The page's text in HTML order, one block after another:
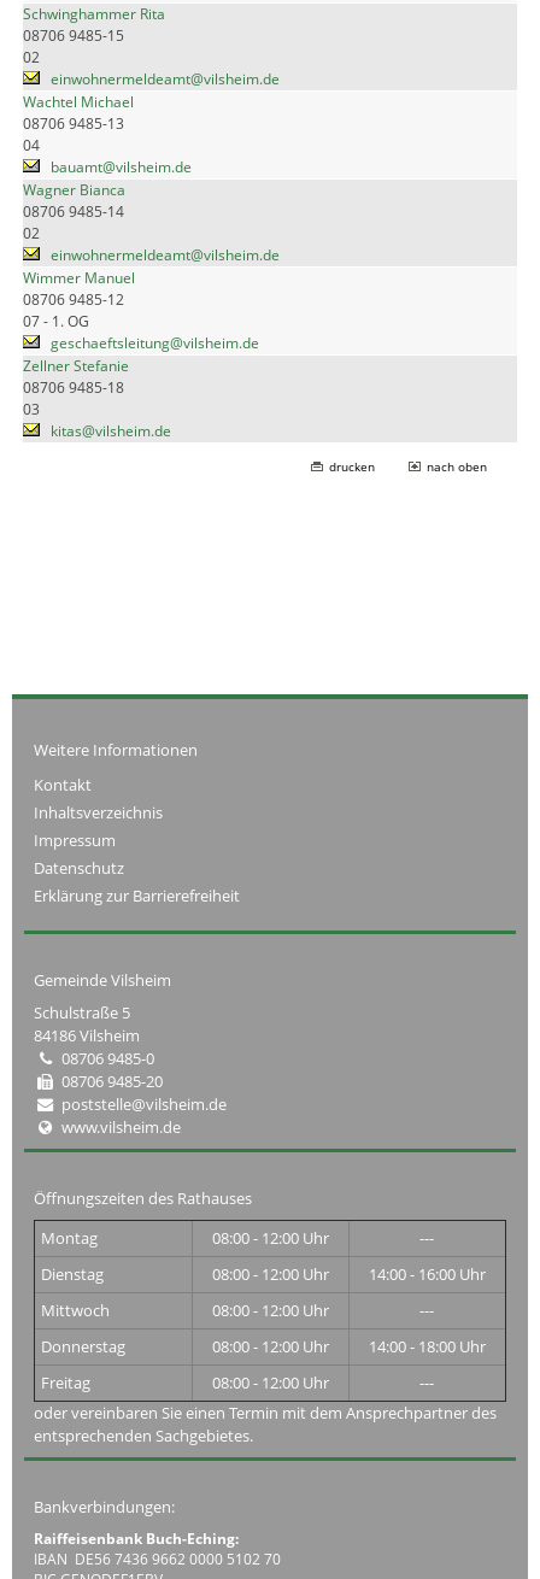
Schwinghammer Rita
08706 9485-15
02
einwohnermeldeamt@vilsheim.de
Wachtel Michael
08706 9485-13
04
bauamt@vilsheim.de
Wagner Bianca
08706 9485-14
02
einwohnermeldeamt@vilsheim.de
Wimmer Manuel
08706 9485-12
07 - 1. OG
geschaeftsleitung@vilsheim.de
Zellner Stefanie
08706 9485-18
03
kitas@vilsheim.de
drucken nach oben
Weitere Informationen
Kontakt
Inhaltsverzeichnis
Impressum
Datenschutz
Erklärung zur Barrierefreiheit
Gemeinde Vilsheim
Schulstraße 5
84186 Vilsheim
08706 9485-0
08706 9485-20
poststelle@vilsheim.de
www.vilsheim.de
Öffnungszeiten des Rathauses
Montag
08:00 - 12:00 Uhr
---
Dienstag
08:00 - 12:00 Uhr
14:00 - 16:00 Uhr
Mittwoch
08:00 - 12:00 Uhr
---
Donnerstag
08:00 - 12:00 Uhr
14:00 - 18:00 Uhr
Freitag
08:00 - 12:00 Uhr
---
oder vereinbaren Sie einen Termin mit dem Ansprechpartner des
entsprechenden Sachgebietes.
Bankverbindungen:
Raiffeisenbank Buch-Eching:
IBAN DE56 7436 9662 0000 5102 70